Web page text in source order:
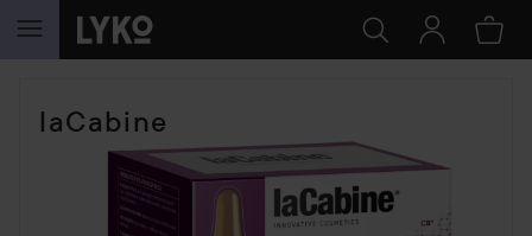
GA NAAR INHOUD
laCabine
SECTIE OVERSLAAN